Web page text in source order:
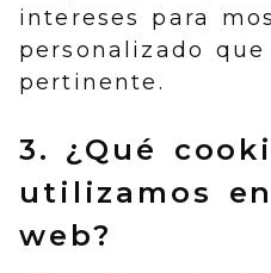
intereses para
personalizado
pertinente.
3. ¿Qué
utilizamos
web?